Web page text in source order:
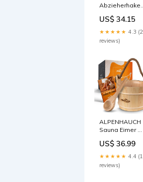
615.0101 ) P -
MAX margin
US$ 34.15
★★★★★ 4.3
reviews)
ALPENHAUCH
Sauna Eimer mit
Naturholz] -
Edler
Saunakübel mit
komfortablem
US$ 36.99
★★★★★ 4.4
reviews)